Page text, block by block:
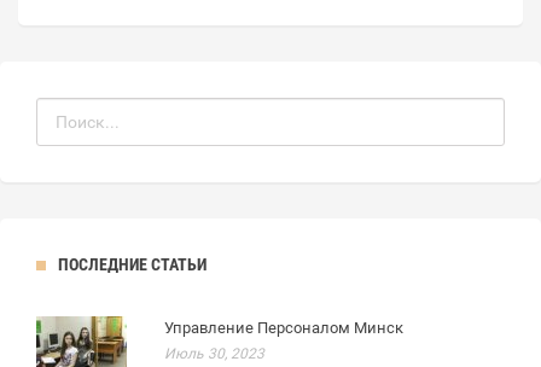
ПОСЛЕДНИЕ СТАТЬИ
Управление Персоналом Минск
Июль 30, 2023